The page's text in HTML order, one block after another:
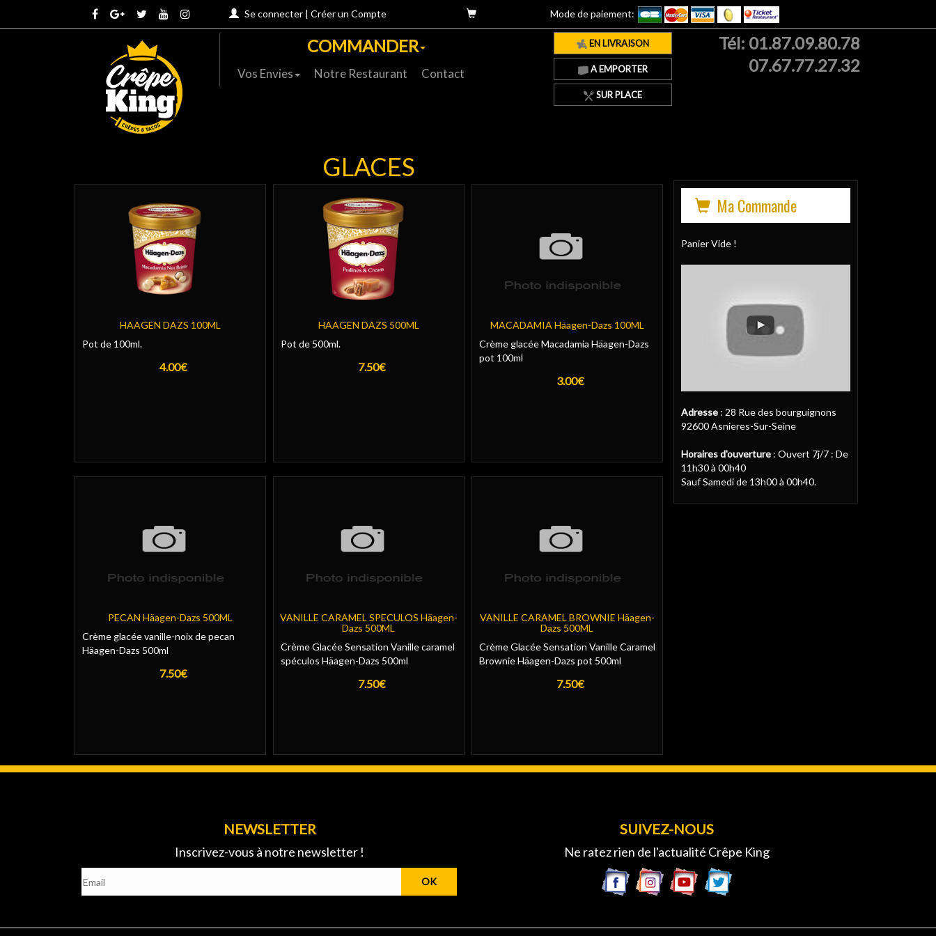
Se connecter | Créer un Compte Mode de paiement:
COMMANDER
Vos Envies Notre Restaurant Contact
EN LIVRAISON
A EMPORTER
SUR PLACE
Tél: 01.87.09.80.78
07.67.77.27.32
GLACES
HAAGEN DAZS 100ML
Pot de 100ml.
4.00€
HAAGEN DAZS 500ML
Pot de 500ml.
7.50€
MACADAMIA Häagen-Dazs 100ML
Crème glacée Macadamia Häagen-Dazs
pot 100ml
3.00€
PECAN Häagen-Dazs 500ML
Crème glacée vanille-noix de pecan
Häagen-Dazs 500ml
7.50€
VANILLE CARAMEL SPECULOS Häagen-
Dazs 500ML
Crème Glacée Sensation Vanille caramel
spéculos Häagen-Dazs 500ml
7.50€
VANILLE CARAMEL BROWNIE Häagen-
Dazs 500ML
Crème Glacée Sensation Vanille Caramel
Brownie Häagen-Dazs pot 500ml
7.50€
Ma Commande
Panier Vide !
Adresse : 28 Rue des bourguignons
92600 Asnieres-Sur-Seine
Horaires d'ouverture : Ouvert 7j/7 : De
11h30 à 00h40
Sauf Samedi de 13h00 à 00h40.
NEWSLETTER
Inscrivez-vous à notre newsletter !
OK
SUIVEZ-NOUS
Ne ratez rien de l'actualité Crêpe King